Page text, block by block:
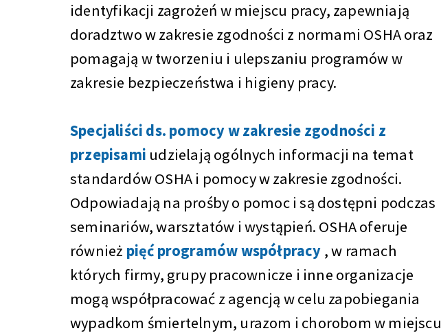
identyfikacji zagrożeń w miejscu pracy, zapewniają
doradztwo w zakresie zgodności z normami OSHA oraz
pomagają w tworzeniu i ulepszaniu programów w
zakresie bezpieczeństwa i higieny pracy.
Specjaliści ds. pomocy w zakresie zgodności z
przepisami udzielają ogólnych informacji na temat
standardów OSHA i pomocy w zakresie zgodności.
Odpowiadają na prośby o pomoc i są dostępni podczas
seminariów, warsztatów i wystąpień. OSHA oferuje
również pięć programów współpracy , w ramach
których firmy, grupy pracownicze i inne organizacje
mogą współpracować z agencją w celu zapobiegania
wypadkom śmiertelnym, urazom i chorobom w miejscu